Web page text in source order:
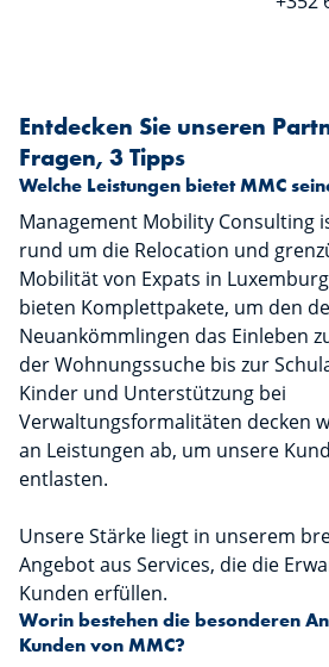
Entdecken Sie unseren
Fragen, 3 Tipps
Welche Leistungen bietet MMC
Management Mobility Consulting
rund um die Relocation und
Mobilität von Expats in
bieten Komplettpakete, um den
Neuankömmlingen das Einleben
der Wohnungssuche bis zur
Kinder und Unterstützung bei
Verwaltungsformalitäten decken
an Leistungen ab, um unsere
entlasten.
Unsere Stärke liegt in unserem
Angebot aus Services, die die
Kunden erfüllen.
Worin bestehen die besonderen
Kunden von MMC?